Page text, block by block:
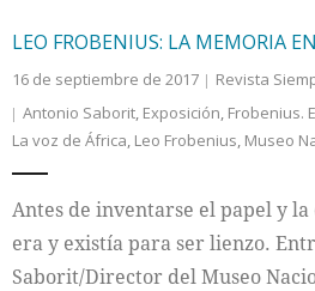
Nacional
Colaboradores
Internacional
Cultura
LEO FROBENIUS: LA MEMORIA
16 de septiembre de 2017 Revista
Antonio Saborit, Exposición, Frobenius.
La voz de África, Leo Frobenius, Museo
Antes de inventarse el papel y
era y existía para ser lienzo.
Saborit/Director del Museo